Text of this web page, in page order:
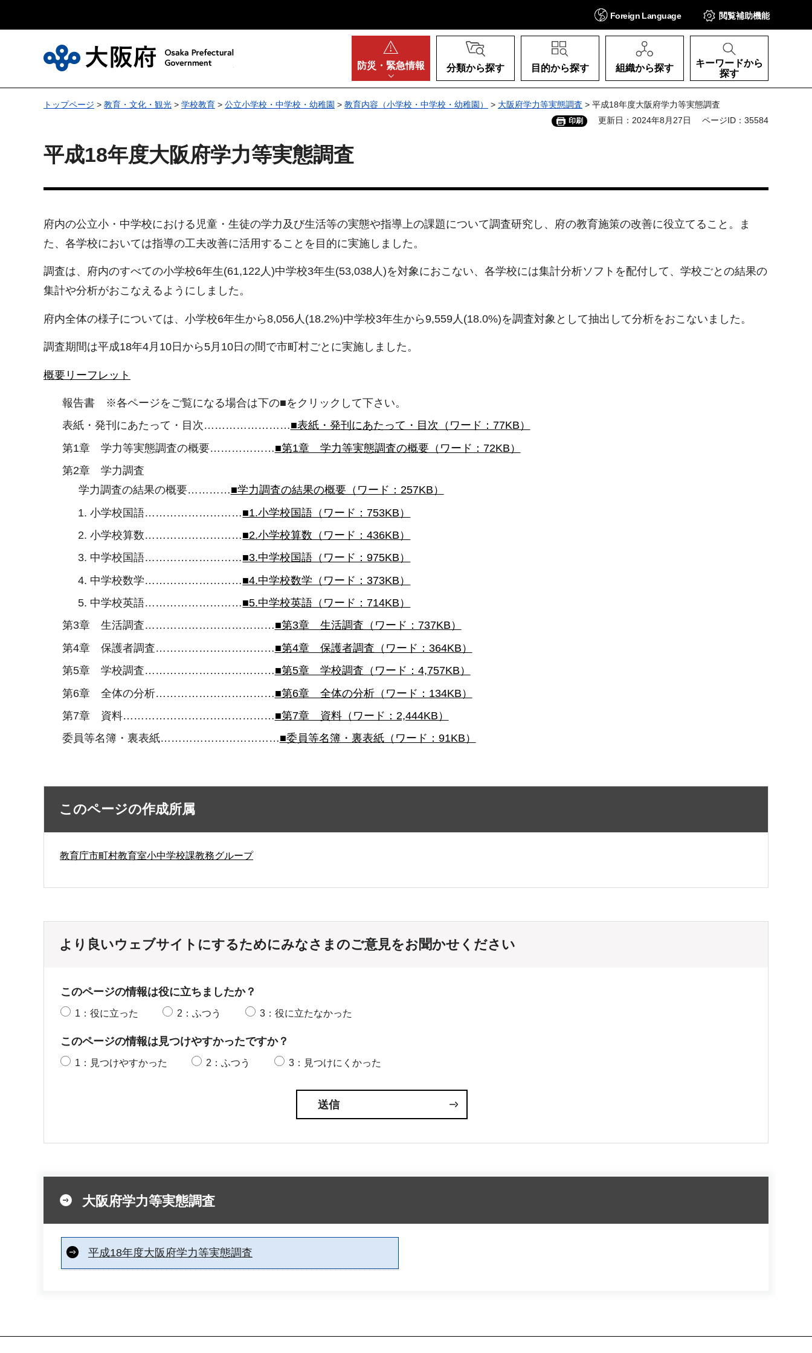
Foreign Language 閲覧補助機能
防災・ 緊急情報 分類から探す 目的から探す 組織から探す
キーワードから
探す
トップページ > 教育・文化・観光 > 学校教育 > 公立小学校・中学校・幼稚園 > 教育内容（小学校・中学校・幼稚園） > 大阪府学力等実態調査 > 平成18年度大阪府学力等実態調査
印刷 更新日：2024年8月27日 ページID：35584
平成18年度大阪府学力等実態調査
府内の公立小・中学校における児童・生徒の学力及び生活等の実態や指導上の課題について調査研究し、府の教育施策の改善に役立てること。ま
た、各学校においては指導の工夫改善に活用することを目的に実施しました。
調査は、府内のすべての小学校6年生(61,122人)中学校3年生(53,038人)を対象におこない、各学校には集計分析ソフトを配付して、学校ごとの結果の
集計や分析がおこなえるようにしました。
府内全体の様子については、小学校6年生から8,056人(18.2%)中学校3年生から9,559人(18.0%)を調査対象として抽出して分析をおこないました。
調査期間は平成18年4月10日から5月10日の間で市町村ごとに実施しました。
概要リーフレット
報告書 ※各ページをご覧になる場合は下の■をクリックして下さい。
表紙・発刊にあたって・目次……………………■表紙・発刊にあたって・目次（ワード：77KB）
第1章 学力等実態調査の概要………………■第1章 学力等実態調査の概要（ワード：72KB）
第2章 学力調査
学力調査の結果の概要…………■学力調査の結果の概要（ワード：257KB）
小学校国語………………………■1.小学校国語（ワード：753KB）
小学校算数………………………■2.小学校算数（ワード：436KB）
中学校国語………………………■3.中学校国語（ワード：975KB）
中学校数学………………………■4.中学校数学（ワード：373KB）
中学校英語………………………■5.中学校英語（ワード：714KB）
第3章 生活調査………………………………■第3章 生活調査（ワード：737KB）
第4章 保護者調査……………………………■第4章 保護者調査（ワード：364KB）
第5章 学校調査………………………………■第5章 学校調査（ワード：4,757KB）
第6章 全体の分析……………………………■第6章 全体の分析（ワード：134KB）
第7章 資料……………………………………■第7章 資料（ワード：2,444KB）
委員等名簿・裏表紙……………………………■委員等名簿・裏表紙（ワード：91KB）
このページの作成所属
教育庁市町村教育室小中学校課教務グループ
より良いウェブサイトにするためにみなさまのご意見をお聞かせください
このページの情報は役に立ちましたか？
1：役に立った 2：ふつう 3：役に立たなかった
このページの情報は見つけやすかったですか？
1：見つけやすかった 2：ふつう 3：見つけにくかった
大阪府学力等実態調査
平成18年度大阪府学力等実態調査